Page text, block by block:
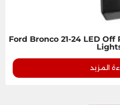
Ford Bronco 21-24 LED
المزيد